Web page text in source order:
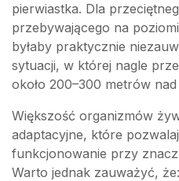
pierwiastka. Dla
przebywającego na
byłaby praktycznie
sytuacji, w której nagle
około 200–300 metrów
Większość organizmów
adaptacyjne, które
funkcjonowanie przy
Warto jednak zauważyć, że: